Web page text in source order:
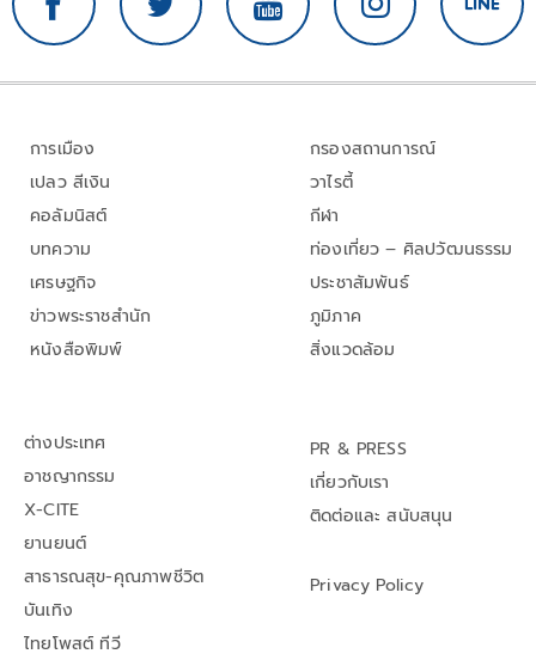
การเมือง
เปลว สีเงิน
คอลัมนิสต์
บทความ
เศรษฐกิจ
ข่าวพระราชสำนัก
หนังสือพิมพ์
กรองสถานการณ์
วาไรตี้
กีฬา
ท่องเที่ยว – ศิลปวัฒนธรรม
ประชาสัมพันธ์
ภูมิภาค
สิ่งแวดล้อม
ต่างประเทศ
อาชญากรรม
X-CITE
ยานยนต์
สาธารณสุข-คุณภาพชีวิต
บันเทิง
ไทยโพสต์ ทีวี
PR & PRESS
เกี่ยวกับเรา
ติดต่อและ สนับสนุน
Privacy Policy